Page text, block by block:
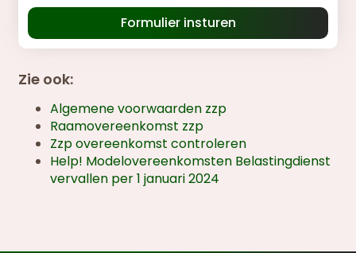
Formulier insturen
Zie ook:
Algemene voorwaarden zzp
Raamovereenkomst zzp
Zzp overeenkomst controleren
Help! Modelovereenkomsten Belastingdienst
vervallen per 1 januari 2024